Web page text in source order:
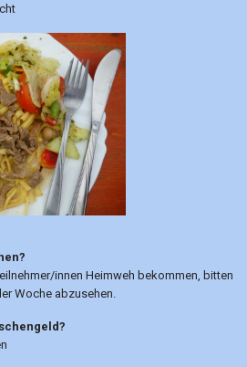
innen Heimweh bekommen, bitten
Woche abzusehen.